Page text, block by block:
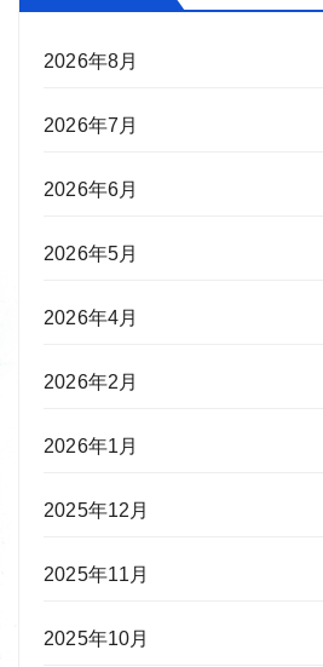
2026年8月
2026年7月
2026年6月
2026年5月
2026年4月
2026年2月
2026年1月
2025年12月
2025年11月
2025年10月